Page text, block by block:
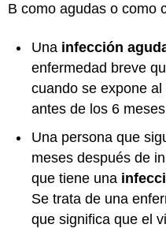
B como agudas o como
Una infección
enfermedad breve
cuando se expone
antes de los 6
Una persona que
meses después de
que tiene una
Se trata de una
que significa que el